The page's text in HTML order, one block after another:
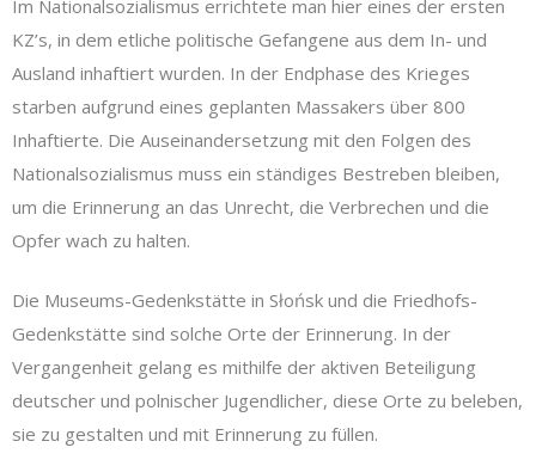
Im Nationalsozialismus errichtete man hier eines der ersten
KZ’s, in dem etliche politische Gefangene aus dem In- und
Ausland inhaftiert wurden. In der Endphase des Krieges
starben aufgrund eines geplanten Massakers über 800
Inhaftierte. Die Auseinandersetzung mit den Folgen des
Nationalsozialismus muss ein ständiges Bestreben bleiben,
um die Erinnerung an das Unrecht, die Verbrechen und die
Opfer wach zu halten.
Die Museums-Gedenkstätte in Słońsk und die Friedhofs-
Gedenkstätte sind solche Orte der Erinnerung. In der
Vergangenheit gelang es mithilfe der aktiven Beteiligung
deutscher und polnischer Jugendlicher, diese Orte zu beleben,
sie zu gestalten und mit Erinnerung zu füllen.